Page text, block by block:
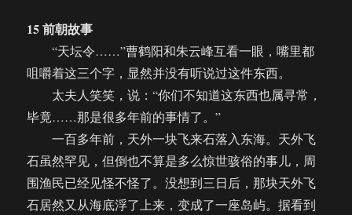
15 前朝故事
“天坛令……”曹鹤阳和朱云峰互看一眼，嘴里都
咀嚼着这三个字，显然并没有听说过这件东西。
太夫人笑笑，说：“你们不知道这东西也属寻常，
毕竟……那是很多年前的事情了。”
一百多年前，天外一块飞来石落入东海。天外飞
石虽然罕见，但倒也不算是多么惊世骇俗的事儿，周
围渔民已经见怪不怪了。没想到三日后，那块天外飞
石居然又从海底浮了上来，变成了一座岛屿。据看到